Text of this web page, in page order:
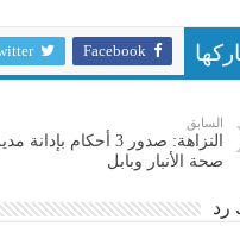
Facebook
السابق
النزاهة: صدور 3 أحكام بإدانة
صحة الأنبار وبابل
رد